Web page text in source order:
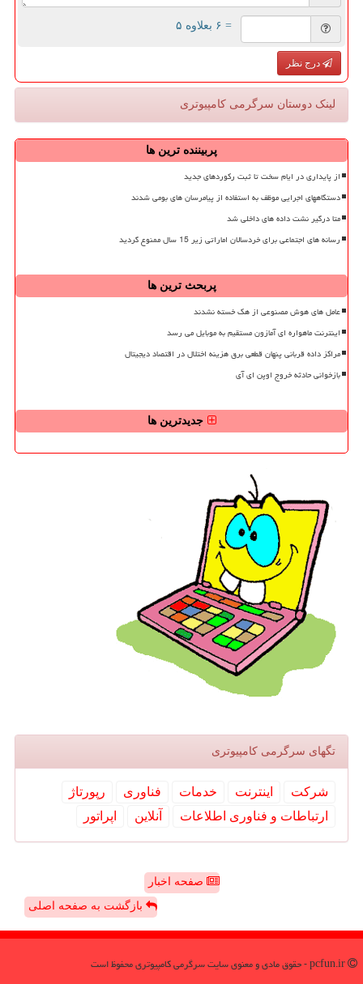
= ۶ بعلاوه ۵
درج نظر
لینک دوستان سرگرمی كامپیوتری
پربیننده ترین ها
از پایداری در ایام سخت تا ثبت رکوردهای جدید
دستگاههای اجرایی موظف به استفاده از پیامرسان های بومی شدند
متا درگیر نشت داده های داخلی شد
رسانه های اجتماعی برای خردسالان اماراتی زیر 15 سال ممنوع گردید
پربحث ترین ها
عامل های هوش مصنوعی از هک خسته نشدند
اینترنت ماهواره ای آمازون مستقیم به موبایل می رسد
مراکز داده قربانی پنهان قطعی برق هزینه اختلال در اقتصاد دیجیتال
بازخوانی حادثه خروج اوپن ای آی
جدیدترین ها
تگهای سرگرمی كامپیوتری
شركت اینترنت خدمات فناوری
رپورتاژ
ارتباطات و فناوری اطلاعات
آنلاین اپراتور
صفحه اخبار
بازگشت به صفحه اصلی